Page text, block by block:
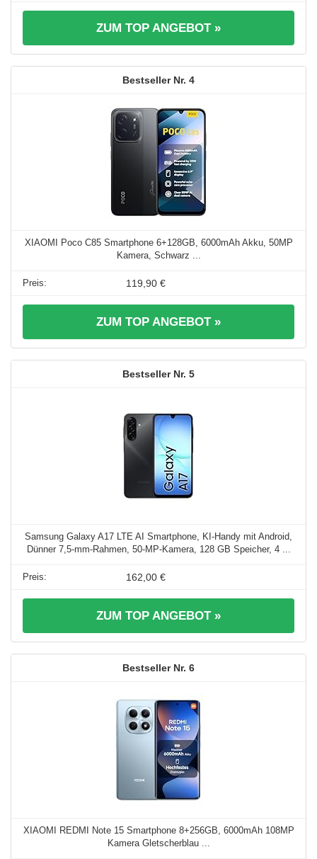
ZUM TOP ANGEBOT »
4
XIAOMI Poco C85 Smartphone 6+128GB, 6000mAh Akku, 50MP
Kamera, Schwarz ...
119,90 €
ZUM TOP ANGEBOT »
5
Samsung Galaxy A17 LTE AI Smartphone, KI-Handy mit Android,
Dünner 7,5-mm-Rahmen, 50-MP-Kamera, 128 GB Speicher, 4 ...
162,00 €
ZUM TOP ANGEBOT »
6
XIAOMI REDMI Note 15 Smartphone 8+256GB, 6000mAh 108MP
Kamera Gletscherblau ...